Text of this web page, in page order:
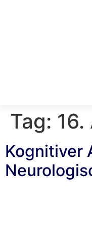
Tag:
Kognitiver